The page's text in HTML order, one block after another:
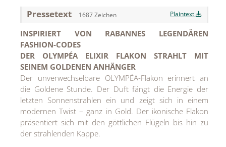
True Co.
VOSSEN
WELEDA
MEDIA
ÜBER
KONTAKT
Pressetext 1687 Zeichen Plaintext
INSPIRIERT VON RABANNES LEGENDÄREN
FASHION-CODES
DER OLYMPÉA ELIXIR FLAKON STRAHLT MIT
SEINEM GOLDENEN ANHÄNGER
Der unverwechselbare OLYMPÉA-Flakon erinnert an
die Goldene Stunde. Der Duft fängt die Energie der
letzten Sonnenstrahlen ein und zeigt sich in einem
modernen Twist – ganz in Gold. Der ikonische Flakon
präsentiert sich mit den göttlichen Flügeln bis hin zu
der strahlenden Kappe.